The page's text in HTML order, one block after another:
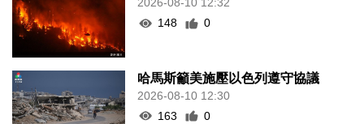
148
0
哈馬斯籲美施壓以色列遵守協議
2026-08-10 12:30
163
0